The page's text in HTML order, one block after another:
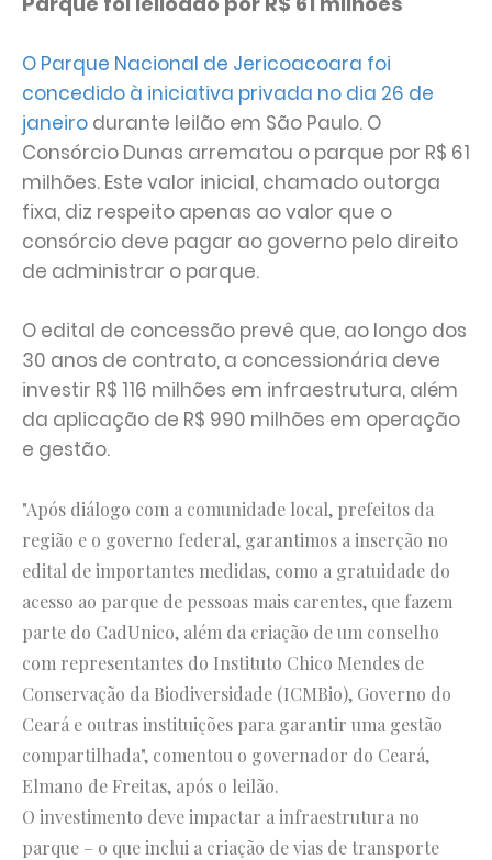
O Parque Nacional de Jericoacoara foi
concedido à iniciativa privada no dia 26 de
janeiro durante leilão em São Paulo. O
Consórcio Dunas arrematou o parque por R$ 61
milhões. Este valor inicial, chamado outorga
fixa, diz respeito apenas ao valor que o
consórcio deve pagar ao governo pelo direito
de administrar o parque.
O edital de concessão prevê que, ao longo dos
30 anos de contrato, a concessionária deve
investir R$ 116 milhões em infraestrutura, além
da aplicação de R$ 990 milhões em operação
e gestão.
"Após diálogo com a comunidade local, prefeitos da
região e o governo federal, garantimos a inserção no
edital de importantes medidas, como a gratuidade do
acesso ao parque de pessoas mais carentes, que fazem
parte do CadUnico, além da criação de um conselho
com representantes do Instituto Chico Mendes de
Conservação da Biodiversidade (ICMBio), Governo do
Ceará e outras instituições para garantir uma gestão
compartilhada", comentou o governador do Ceará,
Elmano de Freitas, após o leilão.
O investimento deve impactar a infraestrutura no
parque – o que inclui a criação de vias de transporte